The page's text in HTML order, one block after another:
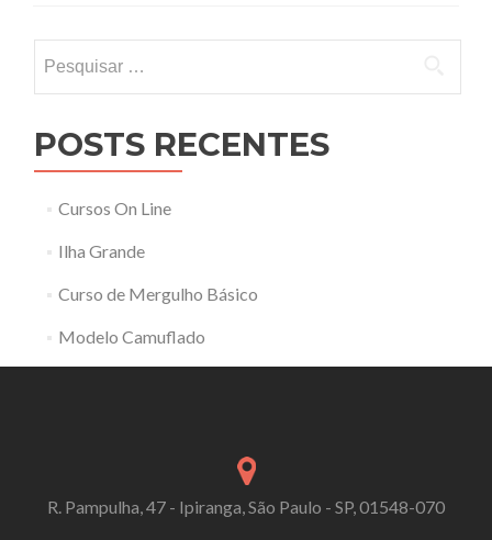
por:
POSTS RECENTES
Cursos On Line
Ilha Grande
Curso de Mergulho Básico
Modelo Camuflado
R. Pampulha, 47 - Ipiranga, São Paulo - SP, 01548-070